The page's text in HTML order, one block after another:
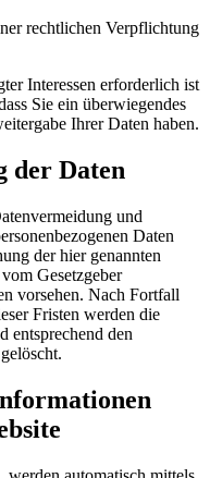
rechtlichen Verpflichtung
Interessen erforderlich ist
Sie ein überwiegendes
Ihrer Daten haben.
der Daten
und
Daten
der hier genannten
Gesetzgeber
vorsehen. Nach Fortfall
Fristen werden die
entsprechend den